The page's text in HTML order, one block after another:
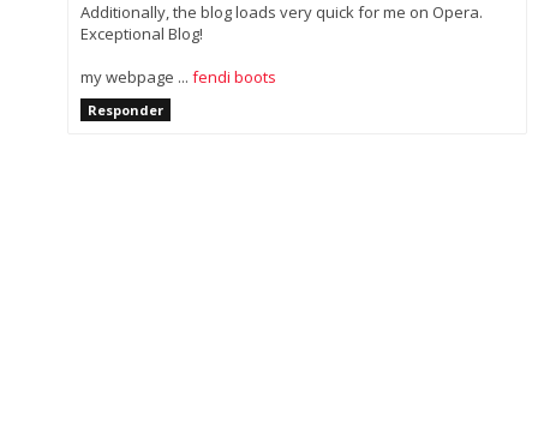
Additionally, the blog loads very quick for me on Opera.
Exceptional Blog!
my webpage ... fendi boots
Responder